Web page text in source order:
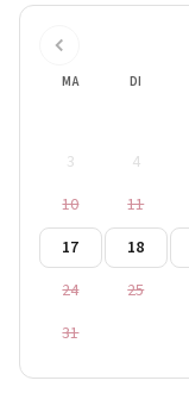
MA DI
3
4
10
11
17
18
24
25
31